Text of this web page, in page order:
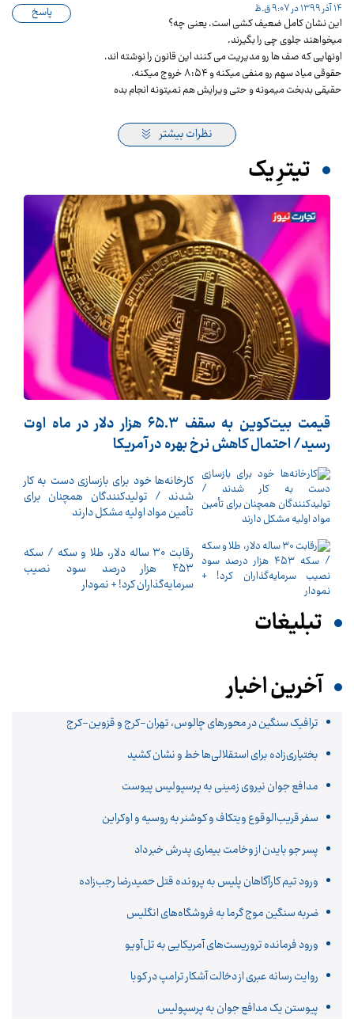
14 آذر 1399 در 9:07 ق.ظ
این نشان کامل ضعیف کشی است. یعنی چه؟
میخواهند جلوی چی را بگیرند.
اونهایی که صف ها رو مدیریت می کنند این قانون را نوشته اند.
حقوقی میاد سهم رو منفی میکنه و ۸:۵۴ خروج میکنه.
حقیقی بدبخت میمونه و حتی ویرایش هم نمیتونه انجام بده
پاسخ
نظرات بیشتر
تیترِ یک
قیمت بیت‌کوین به سقف ۶۵.۳ هزار دلار در ماه اوت
رسید/ احتمال کاهش نرخ بهره در آمریکا
کارخانه‌ها خود برای بازسازی دست به کار
شدند / تولیدکنندگان همچنان برای
تأمین مواد اولیه مشکل دارند
رقابت ۳۰ ساله دلار، طلا و سکه / سکه
۴۵۳ هزار درصد سود نصیب
سرمایه‌گذاران کرد! + نمودار
تبلیغات
آخرین اخبار
ترافیک سنگین در محورهای چالوس، تهران-کرج و قزوین-کرج
بختیاری‌زاده برای استقلالی‌ها خط و نشان کشید
مدافع جوان نیروی زمینی به پرسپولیس پیوست
سفر قریب‌الوقوع ویتکاف و کوشنر به روسیه و اوکراین
پسر جو بایدن از وخامت بیماری پدرش خبر داد
ورود تیم کارآگاهان پلیس به پرونده قتل حمیدرضا رجب‌زاده
ضربه سنگین موج گرما به فروشگاه‌های انگلیس
ورود فرمانده تروریست‌های آمریکایی به تل‌آویو
روایت رسانه عبری از دخالت آشکار ترامپ در کوبا
پیوستن یک مدافع جوان به پرسپولیس